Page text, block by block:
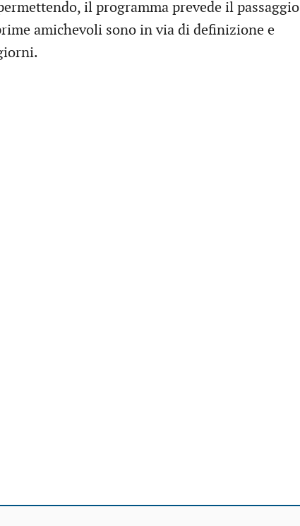
il programma prevede il passaggio
amichevoli sono in via di definizione e